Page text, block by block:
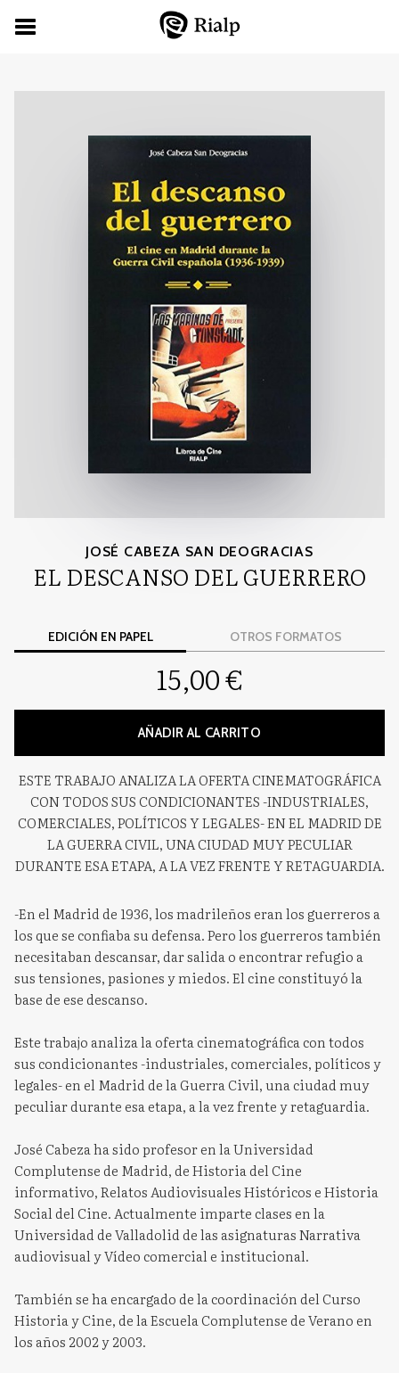
JOSÉ CABEZA SAN DEOGRACIAS
EL DESCANSO DEL GUERRERO
EDICIÓN EN PAPEL OTROS FORMATOS
15,00 €
AÑADIR AL CARRITO
ESTE TRABAJO ANALIZA LA OFERTA CINEMATOGRÁFICA
CON TODOS SUS CONDICIONANTES -INDUSTRIALES,
COMERCIALES, POLÍTICOS Y LEGALES- EN EL MADRID DE
LA GUERRA CIVIL, UNA CIUDAD MUY PECULIAR
DURANTE ESA ETAPA, A LA VEZ FRENTE Y RETAGUARDIA.
-En el Madrid de 1936, los madrileños eran los guerreros a
los que se confiaba su defensa. Pero los guerreros también
necesitaban descansar, dar salida o encontrar refugio a
sus tensiones, pasiones y miedos. El cine constituyó la
base de ese descanso.
Este trabajo analiza la oferta cinematográfica con todos
sus condicionantes -industriales, comerciales, políticos y
legales- en el Madrid de la Guerra Civil, una ciudad muy
peculiar durante esa etapa, a la vez frente y retaguardia.
José Cabeza ha sido profesor en la Universidad
Complutense de Madrid, de Historia del Cine
informativo, Relatos Audiovisuales Históricos e Historia
Social del Cine. Actualmente imparte clases en la
Universidad de Valladolid de las asignaturas Narrativa
audiovisual y Vídeo comercial e institucional.
También se ha encargado de la coordinación del Curso
Historia y Cine, de la Escuela Complutense de Verano en
los años 2002 y 2003.